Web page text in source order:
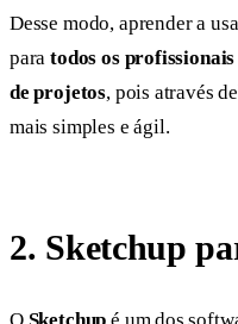
Desse modo, aprender a
paratodos os
de projetos, pois através
mais simples e ágil.
2. Sketchup
O Sketchup é um dos